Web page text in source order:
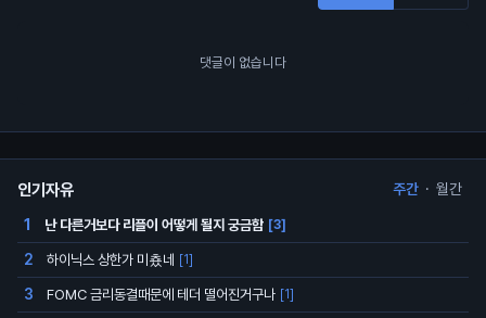
댓글이 없습니다
인기자유 주간 · 월간
1 난 다른거보다 리플이 어떻게 될지 궁금함 [3]
2 하이닉스 상한가 미춌네 [1]
3 FOMC 금리동결때문에 테더 떨어진거구나 [1]